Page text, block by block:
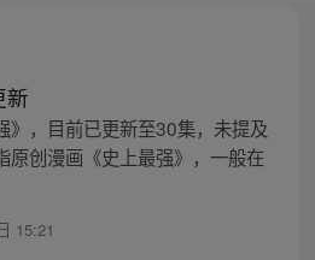
新
》，目前已更新至30集，未提及
原创漫画《史上最强》，一般在
15:21